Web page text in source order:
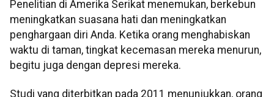
Penelitian di Amerika Serikat menemukan, berkebun
meningkatkan suasana hati dan meningkatkan
penghargaan diri Anda. Ketika orang menghabiskan
waktu di taman, tingkat kecemasan mereka menurun,
begitu juga dengan depresi mereka.
Studi yang diterbitkan pada 2011 menunjukkan, orang